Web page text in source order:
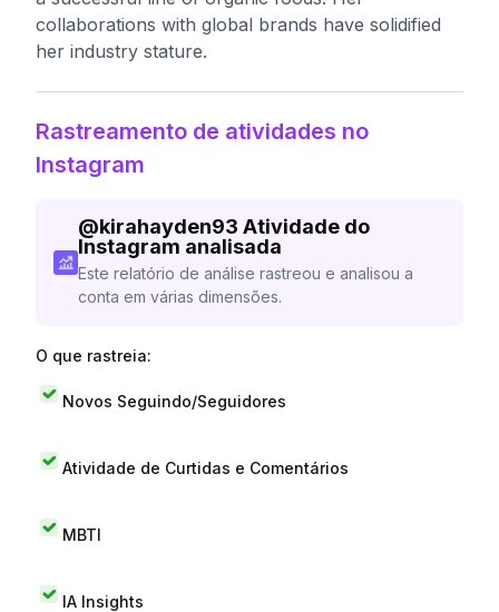
collaborations with global brands have solidified
her industry stature.
Rastreamento de atividades no
Instagram
@kirahayden93 Atividade do
Instagram analisada
Este relatório de análise rastreou e analisou a
conta em várias dimensões.
O que rastreia:
Novos Seguindo/Seguidores
Atividade de Curtidas e Comentários
MBTI
IA Insights